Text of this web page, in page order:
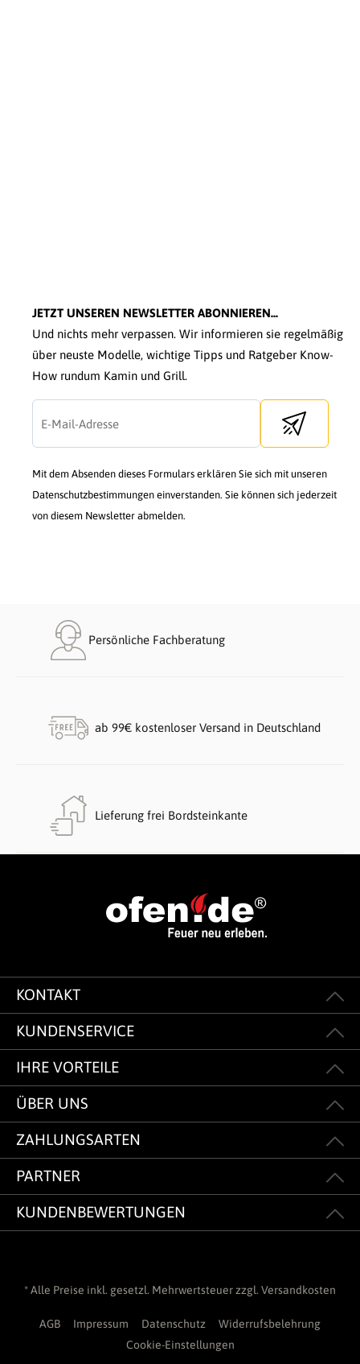
JETZT UNSEREN NEWSLETTER ABONNIEREN...
Und nichts mehr verpassen. Wir informieren sie regelmäßig
über neuste Modelle, wichtige Tipps und Ratgeber Know-
How rundum Kamin und Grill.
Send
Mit dem Absenden dieses Formulars erklären Sie sich mit unseren
Datenschutzbestimmungen einverstanden. Sie können sich jederzeit
von diesem Newsletter abmelden.
Persönliche Fachberatung
ab 99€ kostenloser Versand in Deutschland
Lieferung frei Bordsteinkante
KONTAKT
KUNDENSERVICE
IHRE VORTEILE
ÜBER UNS
ZAHLUNGSARTEN
PARTNER
KUNDENBEWERTUNGEN
* Alle Preise inkl. gesetzl. Mehrwertsteuer zzgl. Versandkosten
AGB Impressum Datenschutz
Widerrufsbelehrung
Cookie-Einstellungen